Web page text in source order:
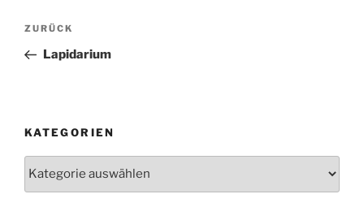
Beitragsnavigation
Vorheriger
Beitrag
ZURÜCK
Lapidarium
KATEGORIEN